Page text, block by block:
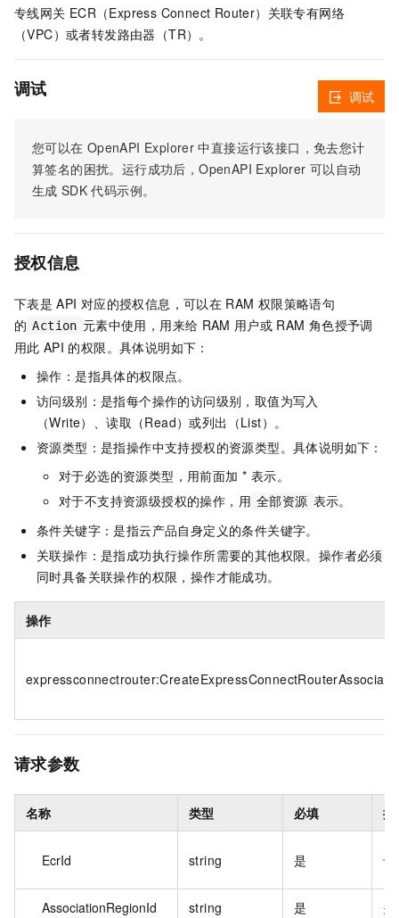
专线网关 ECR（Express Connect Router）关联专有网络
（VPC）或者转发路由器（TR）。
调试
您可以在 OpenAPI Explorer 中直接运行该接口，免去您计
算签名的困扰。运行成功后，OpenAPI Explorer 可以自动
生成 SDK 代码示例。
调试
授权信息
下表是 API 对应的授权信息，可以在 RAM 权限策略语句
的 Action 元素中使用，用来给 RAM 用户或 RAM 角色授予调
用此 API 的权限。具体说明如下：
操作：是指具体的权限点。
访问级别：是指每个操作的访问级别，取值为写入
（Write）、读取（Read）或列出（List）。
资源类型：是指操作中支持授权的资源类型。具体说明如下：
对于必选的资源类型，用前面加 * 表示。
对于不支持资源级授权的操作，用 全部资源 表示。
条件关键字：是指云产品自身定义的条件关键字。
关联操作：是指成功执行操作所需要的其他权限。操作者必须
同时具备关联操作的权限，操作才能成功。
操作
请求参数
名称 类型 必填 描
EcrId string 是 专
AssociationRegionId string 是